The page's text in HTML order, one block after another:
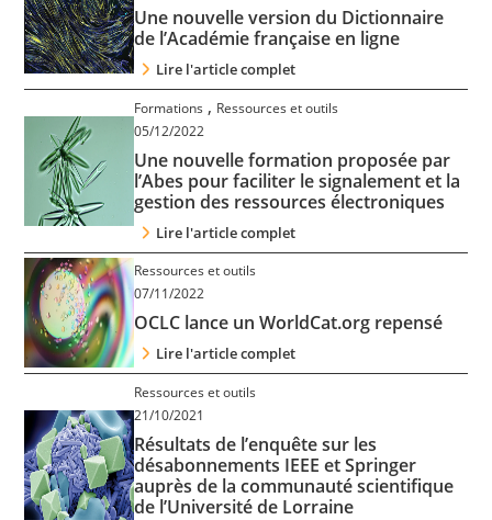
Une nouvelle version du Dictionnaire
de l’Académie française en ligne
Lire l'article complet
Formations , Ressources et outils
05/12/2022
Une nouvelle formation proposée par
l’Abes pour faciliter le signalement et la
gestion des ressources électroniques
Lire l'article complet
Ressources et outils
07/11/2022
OCLC lance un WorldCat.org repensé
Lire l'article complet
Ressources et outils
21/10/2021
Résultats de l’enquête sur les
désabonnements IEEE et Springer
auprès de la communauté scientifique
de l’Université de Lorraine